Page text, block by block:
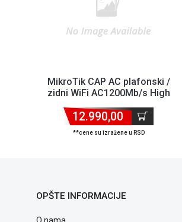
MikroTik CAP AC plafonski /
zidni WiFi AC1200Mb/s High
12.990,00
**cene su izražene u RSD
OPŠTE INFORMACIJE